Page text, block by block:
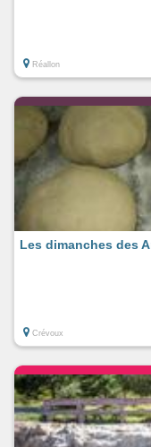
Réallon
Les dimanches des
Crévoux